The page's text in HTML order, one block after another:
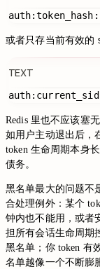
或者只存当前有效的
TEXT
Redis 里也不应该塞
如用户主动退出后，
token 生命周期本身
债务。
黑名单最大的问题不
合处理例外：某个
钟内也不能用，或者
担所有会话生命周期
黑名单；你 token 有
名单越像一个不断膨